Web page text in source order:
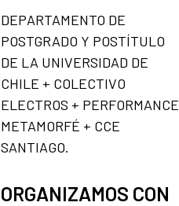
DEPARTAMENTO DE
POSTGRADO Y POSTÍTULO
DE LA UNIVERSIDAD DE
CHILE + COLECTIVO
ELECTROS + PERFORMANCE
METAMORFÉ + CCE
SANTIAGO.
ORGANIZAMOS CON